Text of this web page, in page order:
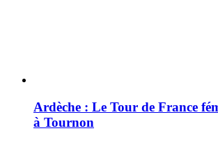
Ardèche : Le Tour de France
à Tournon